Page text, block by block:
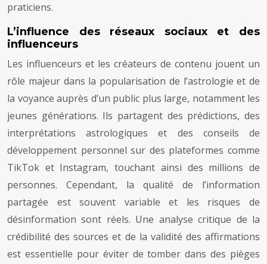
praticiens.
L’influence des réseaux sociaux et des
influenceurs
Les influenceurs et les créateurs de contenu jouent un
rôle majeur dans la popularisation de l’astrologie et de
la voyance auprès d’un public plus large, notamment les
jeunes générations. Ils partagent des prédictions, des
interprétations astrologiques et des conseils de
développement personnel sur des plateformes comme
TikTok et Instagram, touchant ainsi des millions de
personnes. Cependant, la qualité de l’information
partagée est souvent variable et les risques de
désinformation sont réels. Une analyse critique de la
crédibilité des sources et de la validité des affirmations
est essentielle pour éviter de tomber dans des pièges